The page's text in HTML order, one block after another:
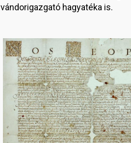
vándorigazgató hagyatéka is.